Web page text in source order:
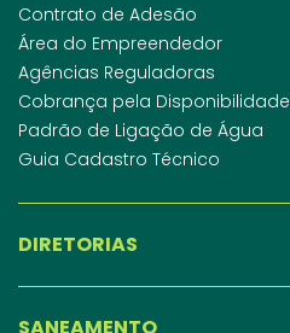
Contrato de Adesão
Área do Empreendedor
Agências Reguladoras
Cobrança pela Disponibilidade
Padrão de Ligação de Água
Guia Cadastro Técnico
DIRETORIAS
SANEAMENTO